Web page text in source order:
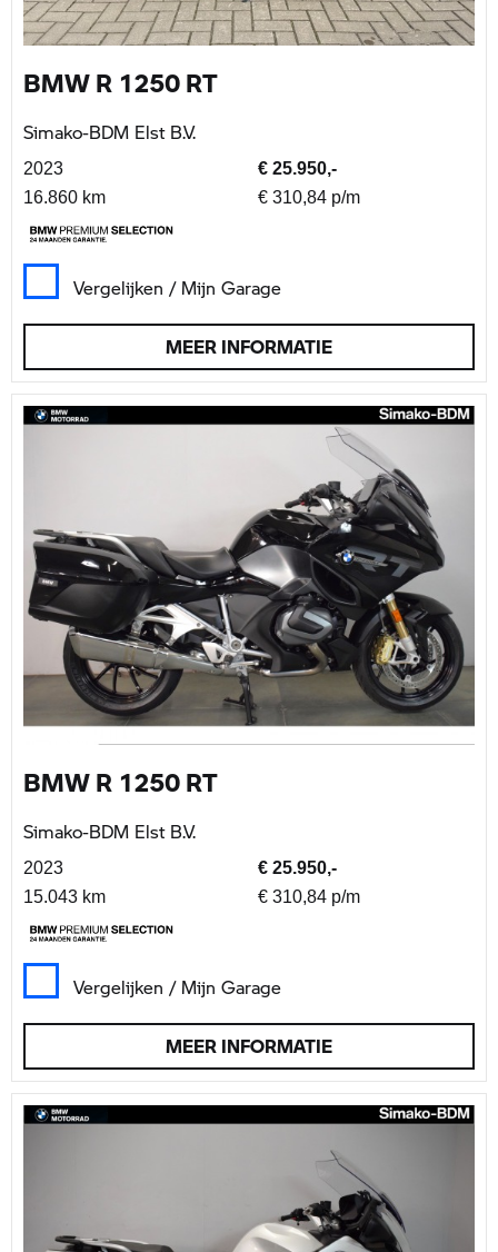
BMW R 1250 RT
Simako-BDM Elst B.V.
2023
€ 25.950,-
16.860 km
€ 310,84 p/m
Vergelijken / Mijn Garage
MEER INFORMATIE
BMW R 1250 RT
Simako-BDM Elst B.V.
2023
€ 25.950,-
15.043 km
€ 310,84 p/m
Vergelijken / Mijn Garage
MEER INFORMATIE